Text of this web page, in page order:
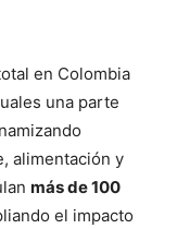
en Colombia
una parte
alimentación y
más de 100
el impacto